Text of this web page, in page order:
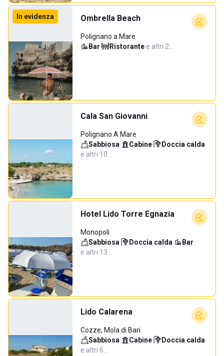
In evidenza Ombrella Beach
Polignano a Mare
Bar· Ristorante·e altri 2…
Cala San Giovanni
Polignano A Mare
Sabbiosa· Cabine· Doccia calda·
e altri 10…
Hotel Lido Torre Egnazia
Monopoli
Sabbiosa· Doccia calda· Bar·
e altri 13…
Lido Calarena
Cozze, Mola di Bari
Sabbiosa· Cabine· Doccia calda·
e altri 6…